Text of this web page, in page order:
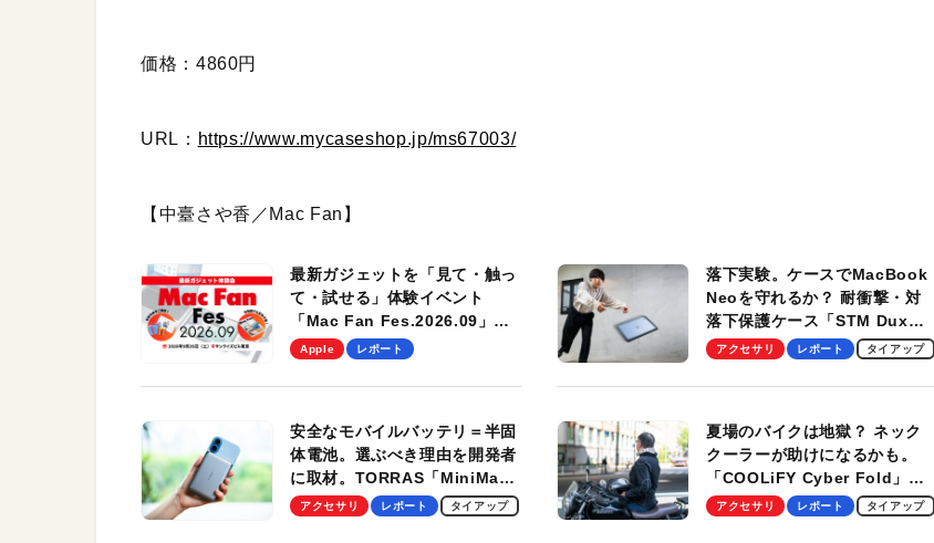
価格：4860円
URL： https://www.mycaseshop.jp/ms67003/
【中臺さや香／Mac Fan】
最新ガジェットを「見て・触っ
て・試せる」体験イベント
「Mac Fan Fes.2026.09」
を、9月26日（土）に開催しま
Apple レポート
落下実験。ケースでMacBook
Neoを守れるか？ 耐衝撃・対
落下保護ケース「STM Dux
Ultra」を検証。学生、ビジネ
適！
アクセサリ レポート タイアップ
安全なモバイルバッテリ＝半固
体電池。選ぶべき理由を開発者
に取材。TORRAS「MiniMag
Pro」の実機レビューも
アクセサリ レポート タイアップ
夏場のバイクは地獄？ ネック
クーラーが助けになるかも。
「COOLiFY Cyber Fold」レ
ビュー。冷却の速さ、密着する
アクセサリ レポート タイアップ